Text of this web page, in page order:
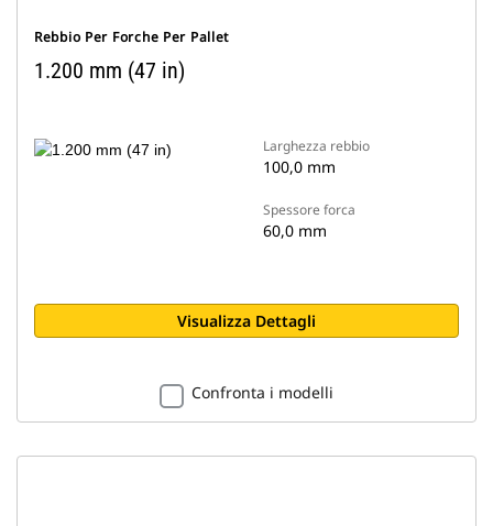
Rebbio Per Forche Per Pallet
1.200 mm (47 in)
Larghezza rebbio
100,0 mm
Spessore forca
60,0 mm
Visualizza Dettagli
Confronta i modelli